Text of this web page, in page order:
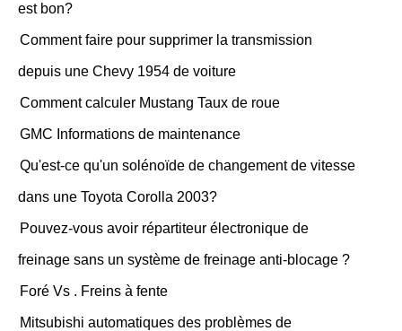
est bon?
Comment faire pour supprimer la transmission
depuis une Chevy 1954 de voiture
Comment calculer Mustang Taux de roue
GMC Informations de maintenance
Qu'est-ce qu'un solénoïde de changement de vitesse
dans une Toyota Corolla 2003?
Pouvez-vous avoir répartiteur électronique de
freinage sans un système de freinage anti-blocage ?
Foré Vs . Freins à fente
Mitsubishi automatiques des problèmes de